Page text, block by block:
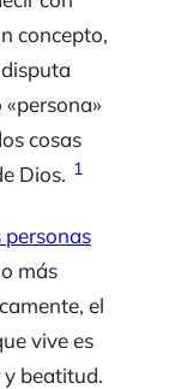
concepto,
cosas
Dios. 1
personas
más
el
vive es
beatitud.